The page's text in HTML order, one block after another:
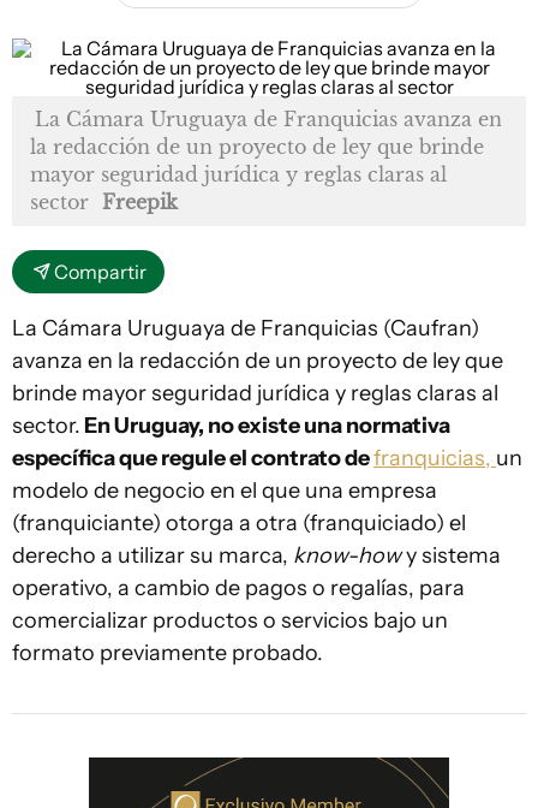
La Cámara Uruguaya de Franquicias avanza en
la redacción de un proyecto de ley que brinde
mayor seguridad jurídica y reglas claras al
sector Freepik
Compartir
La Cámara Uruguaya de Franquicias (Caufran)
avanza en la redacción de un proyecto de ley que
brinde mayor seguridad jurídica y reglas claras al
sector. En Uruguay, no existe una normativa
específica que regule el contrato defranquicias, un
modelo de negocio en el que una empresa
(franquiciante) otorga a otra (franquiciado) el
derecho a utilizar su marca, know-howy sistema
operativo, a cambio de pagos o regalías, para
comercializar productos o servicios bajo un
formato previamente probado.